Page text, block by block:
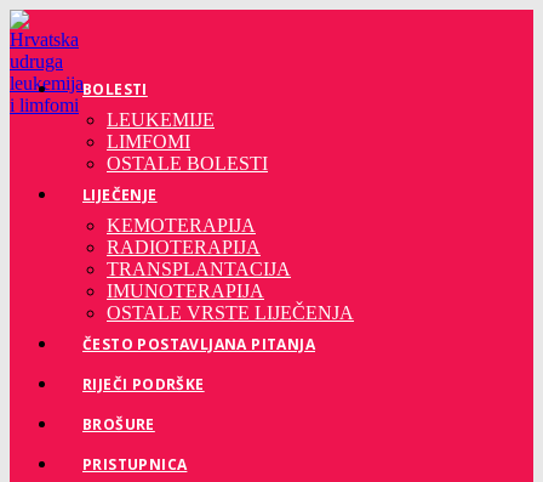
Preskoči
na
sadržaj
BOLESTI
LEUKEMIJE
LIMFOMI
OSTALE BOLESTI
LIJEČENJE
KEMOTERAPIJA
RADIOTERAPIJA
TRANSPLANTACIJA
IMUNOTERAPIJA
OSTALE VRSTE LIJEČENJA
ČESTO POSTAVLJANA PITANJA
RIJEČI PODRŠKE
BROŠURE
PRISTUPNICA